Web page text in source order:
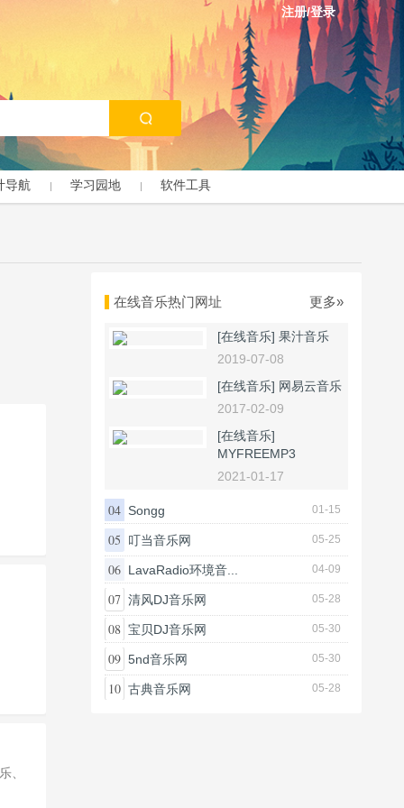
注册/登录
导航 学习园地 软件工具
、
在线音乐热门网址 更多»
[在线音乐] 果汁音乐
2019-07-08
[在线音乐] 网易云音乐
2017-02-09
[在线音乐]
MYFREEMP3
2021-01-17
04 Songg 01-15
05 叮当音乐网 05-25
06 LavaRadio环境音... 04-09
07 清风DJ音乐网 05-28
08 宝贝DJ音乐网 05-30
09 5nd音乐网 05-30
10 古典音乐网 05-28